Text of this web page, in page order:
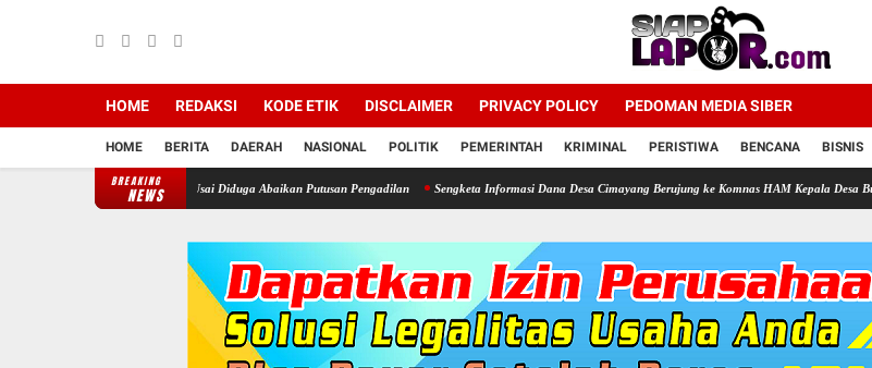
HOME REDAKSI KODE ETIK DISCLAIMER PRIVACY POLICY PEDOMAN MEDIA SIBER
HOME BERITA DAERAH NASIONAL POLITIK PEMERINTAH KRIMINAL PERISTIWA BENCANA BISNIS
BREAKING
NEWS
Kepala Desa Cimayang Usai Diduga Abaikan Putusan Pengadilan Sengketa Informasi Dana Desa Cimayang Berujung ke Komnas HAM Kepala Desa Buka Suara